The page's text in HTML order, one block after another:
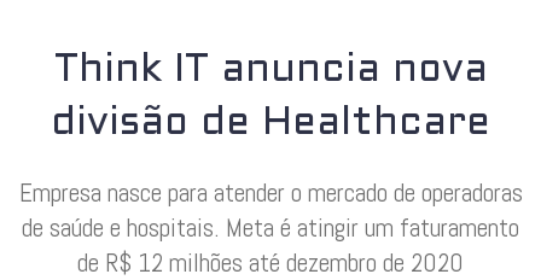
Think IT anuncia nova
divisão de Healthcare
Empresa nasce para atender o mercado de operadoras
de saúde e hospitais. Meta é atingir um faturamento
de R$ 12 milhões até dezembro de 2020